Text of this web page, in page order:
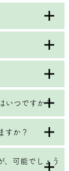
いつですか？
すか？
、可能でしょう